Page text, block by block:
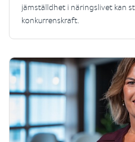
jämställdhet i näringslivet kan
konkurrenskraft.